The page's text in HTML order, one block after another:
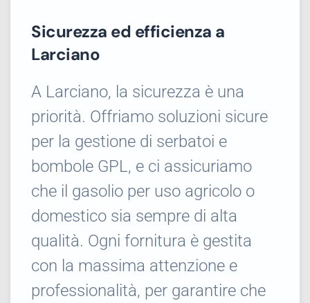
Sicurezza ed efficienza a
Larciano
A Larciano, la sicurezza è una
priorità. Offriamo soluzioni sicure
per la gestione di serbatoi e
bombole GPL, e ci assicuriamo
che il gasolio per uso agricolo o
domestico sia sempre di alta
qualità. Ogni fornitura è gestita
con la massima attenzione e
professionalità, per garantire che